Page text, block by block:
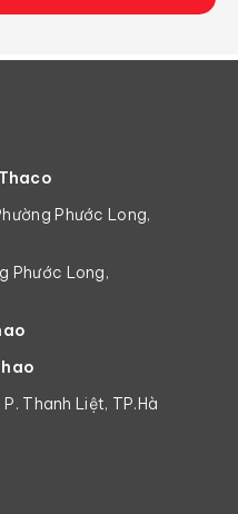
Phước Long,
Phước Long,
Thanh Liệt, TP.Hà